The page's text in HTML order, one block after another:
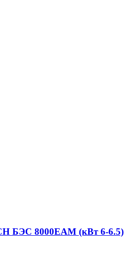
БЭС 8000ЕАМ (кВт 6-6.5)